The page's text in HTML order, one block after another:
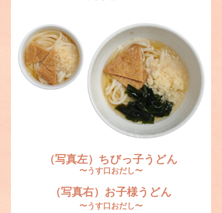
（写真左）ちびっ子うどん
〜うす口おだし〜
（写真右）お子様うどん
〜うす口おだし〜